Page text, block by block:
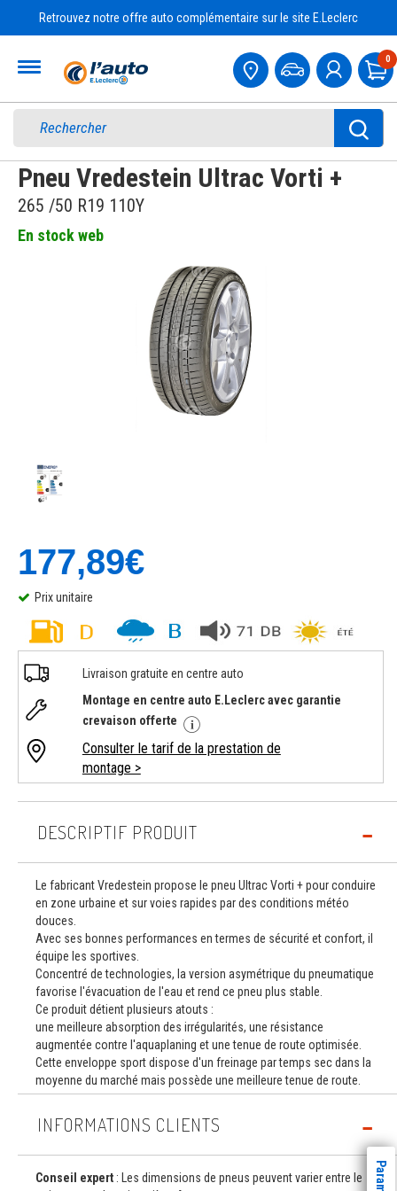
Retrouvez notre offre auto complémentaire sur le site E.Leclerc
0
Pneu Vredestein Ultrac Vorti +
265 /50 R19 110Y
En stock web
177,89€
Prix unitaire
Livraison gratuite en centre auto
Montage en centre auto E.Leclerc avec garantie
crevaison offerte
Consulter le tarif de la prestation de
montage >
DESCRIPTIF PRODUIT
Le fabricant Vredestein propose le pneu Ultrac Vorti + pour conduire
en zone urbaine et sur voies rapides par des conditions météo
douces.
Avec ses bonnes performances en termes de sécurité et confort, il
équipe les sportives.
Concentré de technologies, la version asymétrique du pneumatique
favorise l'évacuation de l'eau et rend ce pneu plus stable.
Ce produit détient plusieurs atouts :
une meilleure absorption des irrégularités, une résistance
augmentée contre l'aquaplaning et une tenue de route optimisée.
Cette enveloppe sport dispose d'un freinage par temps sec dans la
moyenne du marché mais possède une meilleure tenue de route.
INFORMATIONS CLIENTS
Conseil expert : Les dimensions de pneus peuvent varier entre le